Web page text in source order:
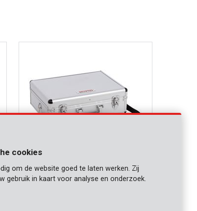
Aluminium koffer 460x155x330mm -
cookies
om de website goed te laten werken. Zij
gebruik in kaart voor analyse en onderzoek.